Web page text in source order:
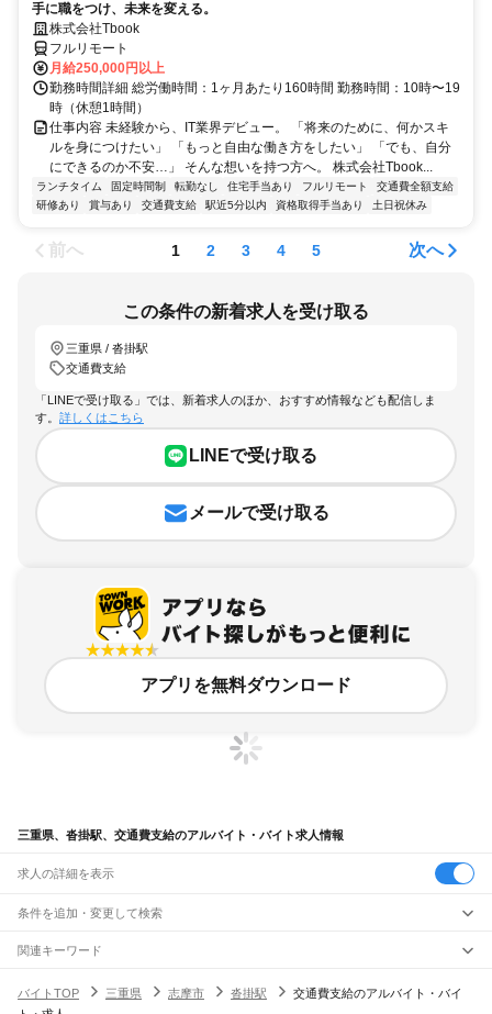
手に職をつけ、未来を変える。
株式会社Tbook
フルリモート
月給250,000円以上
勤務時間詳細 総労働時間：1ヶ月あたり160時間 勤務時間：10時〜19
時（休憩1時間）
仕事内容 未経験から、IT業界デビュー。 「将来のために、何かスキ
ルを身につけたい」 「もっと自由な働き方をしたい」 「でも、自分
にできるのか不安…」 そんな想いを持つ方へ。 株式会社Tbook...
ランチタイム 固定時間制 転勤なし 住宅手当あり フルリモート
交通費全額支給
研修あり
賞与あり 交通費支給 駅近5分以内 資格取得手当あり 土日祝休み
前へ 1 2 3 4 5 次へ
この条件の新着求人を受け取る
三重県 / 沓掛駅
交通費支給
「LINEで受け取る」では、新着求人のほか、おすすめ情報なども配信しま
す。 詳しくはこちら
LINEで受け取る
メールで受け取る
アプリを無料ダウンロード
三重県、沓掛駅、交通費支給のアルバイト・バイト求人情報
求人の詳細を表示
条件を追加・変更して検索
市区町村を追加・変更
三重県すべて
駅を追加・変更
関連キーワード
バイトTOP
三重県 志摩市 沓掛駅
交通費支給のアルバイト・バイ